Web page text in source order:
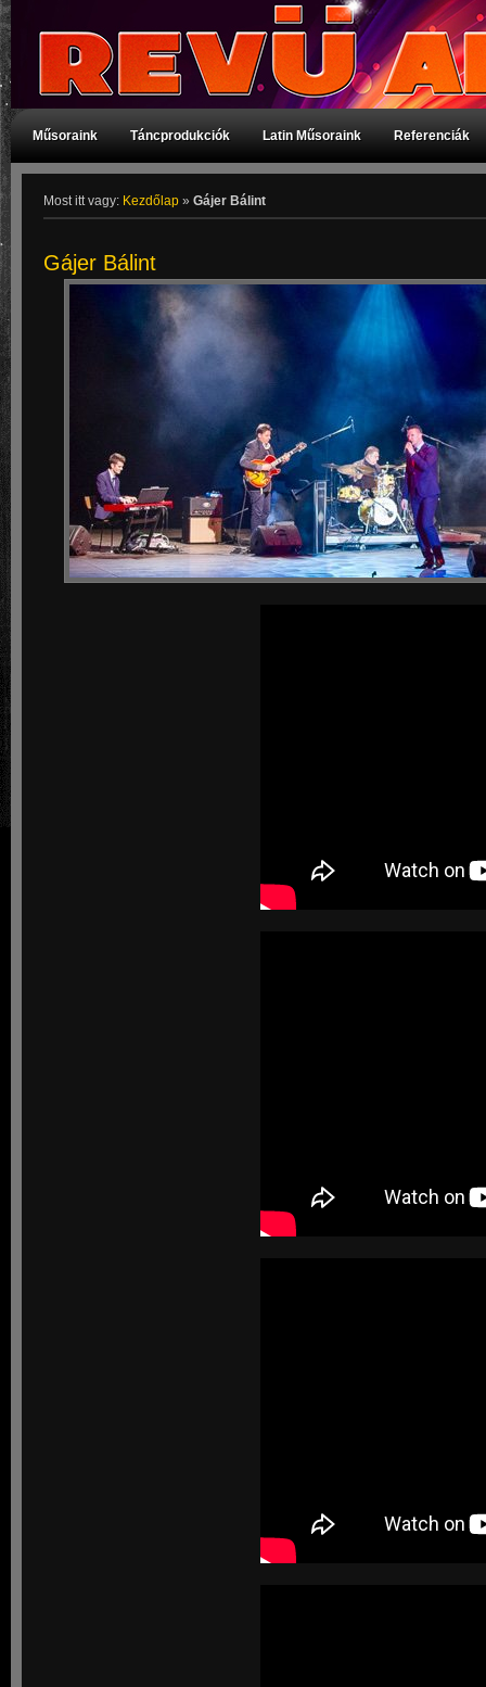
Műsoraink Táncprodukciók Latin Műsoraink Referenciák
Most itt vagy: Kezdőlap » Gájer Bálint
Gájer Bálint